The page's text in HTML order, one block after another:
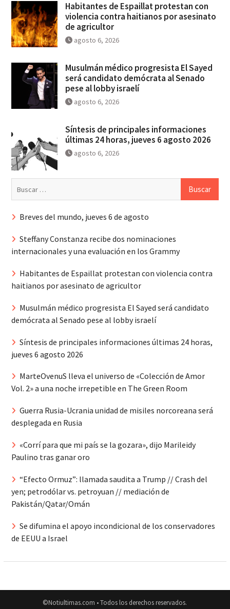
Habitantes de Espaillat protestan con
violencia contra haitianos por asesinato
de agricultor
agosto 6, 2026
Musulmán médico progresista El Sayed
será candidato demócrata al Senado
pese al lobby israelí
agosto 6, 2026
Síntesis de principales informaciones
últimas 24 horas, jueves 6 agosto 2026
agosto 6, 2026
Breves del mundo, jueves 6 de agosto
Steffany Constanza recibe dos nominaciones
internacionales y una evaluación en los Grammy
Habitantes de Espaillat protestan con violencia contra
haitianos por asesinato de agricultor
Musulmán médico progresista El Sayed será candidato
demócrata al Senado pese al lobby israelí
Síntesis de principales informaciones últimas 24 horas,
jueves 6 agosto 2026
MarteOvenuS lleva el universo de «Colección de Amor
Vol. 2» a una noche irrepetible en The Green Room
Guerra Rusia-Ucrania unidad de misiles norcoreana será
desplegada en Rusia
«Corrí para que mi país se la gozara», dijo Marileidy
Paulino tras ganar oro
“Efecto Ormuz”: llamada saudita a Trump // Crash del
yen; petrodólar vs. petroyuan // mediación de
Pakistán/Qatar/Omán
Se difumina el apoyo incondicional de los conservadores
de EEUU a Israel
©Notiultimas.com • Todos los derechos reservados.